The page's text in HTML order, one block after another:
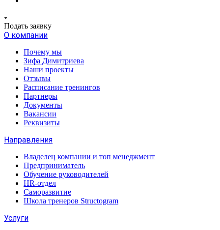
Подать заявку
О компании
Почему мы
Зифа Димитриева
Наши проекты
Отзывы
Расписание тренингов
Партнеры
Документы
Вакансии
Реквизиты
Направления
Владелец компании и топ менеджмент
Предприниматель
Обучение руководителей
HR-отдел
Саморазвитие
Школа тренеров Structogram
Услуги